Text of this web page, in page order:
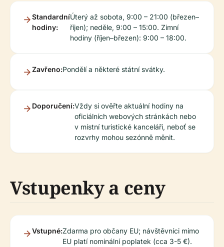
Standardní
hodiny:
Úterý až sobota, 9:00 – 21:00 (březen–
říjen); neděle, 9:00 – 15:00. Zimní
hodiny (říjen–březen): 9:00 – 18:00.
Zavřeno:Pondělí a některé státní svátky.
Doporučení:Vždy si ověřte aktuální hodiny na
oficiálních webových stránkách nebo
v místní turistické kanceláři, neboť se
rozvrhy mohou sezónně měnit.
Vstupenky a ceny
Vstupné:Zdarma pro občany EU; návštěvníci mimo
EU platí nominální poplatek (cca 3-5 €).